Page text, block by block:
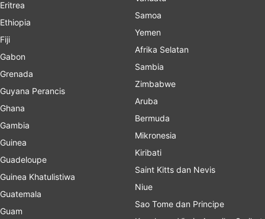
Eritrea
Ethiopia
Fiji
Gabon
Grenada
Guyana Perancis
Ghana
Gambia
Guinea
Guadeloupe
Guinea Khatulistiwa
Guatemala
Guam
Samoa
Yemen
Afrika Selatan
Sambia
Zimbabwe
Aruba
Bermuda
Mikronesia
Kiribati
Saint Kitts dan Nevis
Niue
Sao Tome dan Principe